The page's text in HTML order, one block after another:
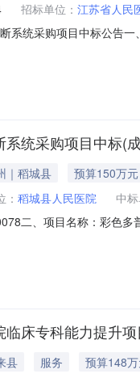
招标单位： 江苏省人民
系统采购项目中标公告
元四、主要标的
统采购项目中标(
｜稻城县 预算150万元
稻城县人民医院 中标
二、项目名称：彩色
采购标的品牌规格型号
床专科能力提升
县 服务 预算148